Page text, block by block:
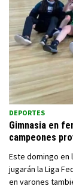
DEPORTES
Gimnasia en
campeones
Este domingo en
jugarán la Liga
en varones